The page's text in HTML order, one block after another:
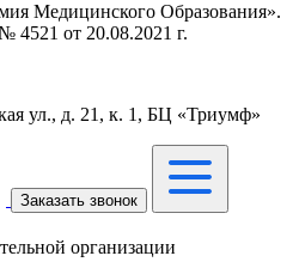
Медицинского Образования».
4521 от 20.08.2021 г.
ул., д. 21, к. 1, БЦ «Триумф»
Заказать звонок
организации